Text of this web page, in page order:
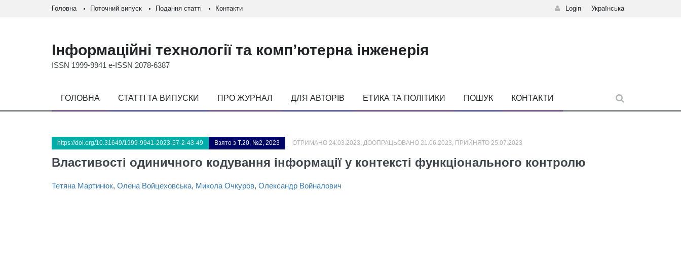
Головна Поточний випуск Подання статті Контакти Login Українська
Інформаційні технології та комп’ютерна інженерія
ISSN 1999-9941 e-ISSN 2078-6387
ГОЛОВНА СТАТТІ ТА ВИПУСКИ ПРО ЖУРНАЛ ДЛЯ АВТОРІВ ЕТИКА ТА ПОЛІТИКИ ПОШУК КОНТАКТИ
https://doi.org/10.31649/1999-9941-2023-57-2-43-49 Взято з Т.20, №2, 2023 ОТРИМАНО 24.03.2023, ДООПРАЦЬОВАНО 21.06.2023, ПРИЙНЯТО 25.07.2023
Властивості одиничного кодування інформації у контексті функціонального контролю
Тетяна Мартинюк, Олена Войцеховська, Микола Очкуров, Олександр Войналович